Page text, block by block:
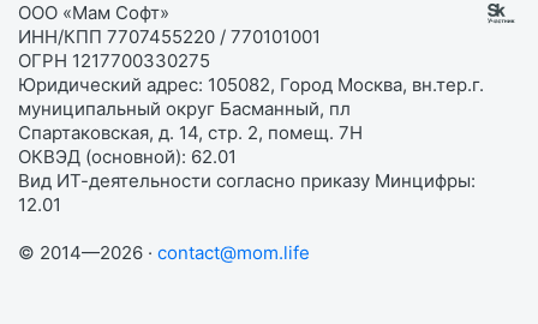
ООО «Мам Софт»
ИНН/КПП 7707455220 / 770101001
ОГРН 1217700330275
Юридический адрес: 105082, Город Москва, вн.тер.г.
муниципальный округ Басманный, пл
Спартаковская, д. 14, стр. 2, помещ. 7Н
ОКВЭД (основной): 62.01
Вид ИТ-деятельности согласно приказу Минцифры:
12.01
© 2014—2026 · contact@mom.life